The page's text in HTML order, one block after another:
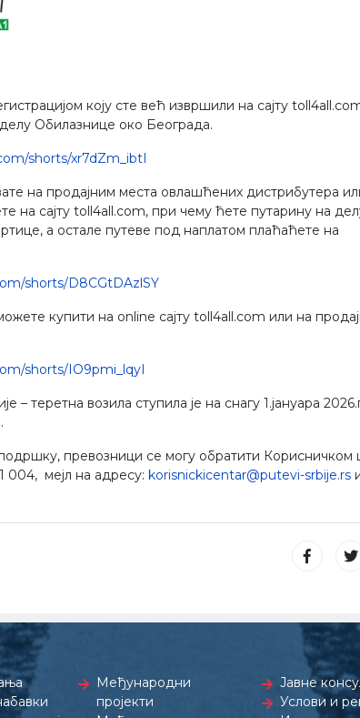
коју сте већ извршили на сајту
Обилазнице око Београда.
shorts/xr7dZm_ibtI
на продајним места овлашћених дистрибутера
на сајту toll4all.com, при чему ћете путарину на
а остале путеве под наплатом плаћаћете на
shorts/D8CGtDAzlSY
купити на online сајту toll4all.com или на
shorts/IO9pmi_lqyI
теретна возила ступила је на снагу 1.јануара
превозници се могу обратити Корисничком
004, мејл на адресу: korisnickicentar@putevi-srbije.rs
Међународни
пројекти
Јавне
Услови и